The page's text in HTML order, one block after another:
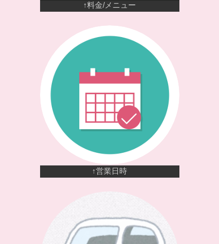
↑料金/メニュー
↑営業日時